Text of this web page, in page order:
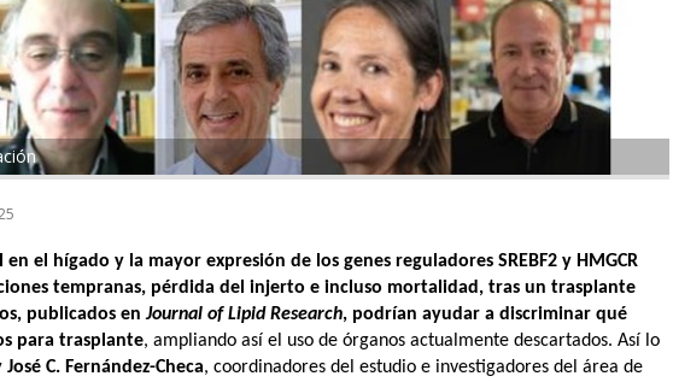
el hígado y la mayor expresión de los genes reguladores SREBF2 y HMGCR
tempranas, pérdida del injerto e incluso mortalidad, tras un trasplante
publicados en Journal of Lipid Research, podrían ayudar a discriminar qué
para trasplante, ampliando así el uso de órganos actualmente descartados. Así lo
C. Fernández-Checa, coordinadores del estudio e investigadores del área de